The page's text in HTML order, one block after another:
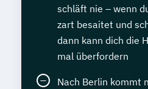
schläft nie – wenn
zart besaitet und
dann kann dich die
mal überfordern
Nach Berlin kommt